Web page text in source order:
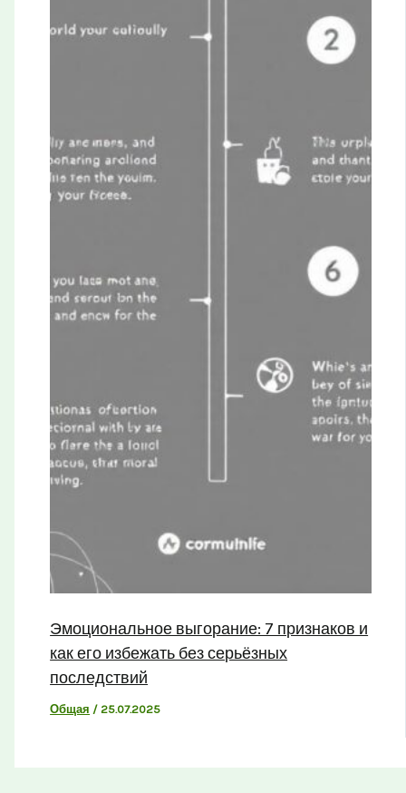
Эмоциональное выгорание: 7 признаков и
как его избежать без серьёзных
последствий
Общая / 25.07.2025